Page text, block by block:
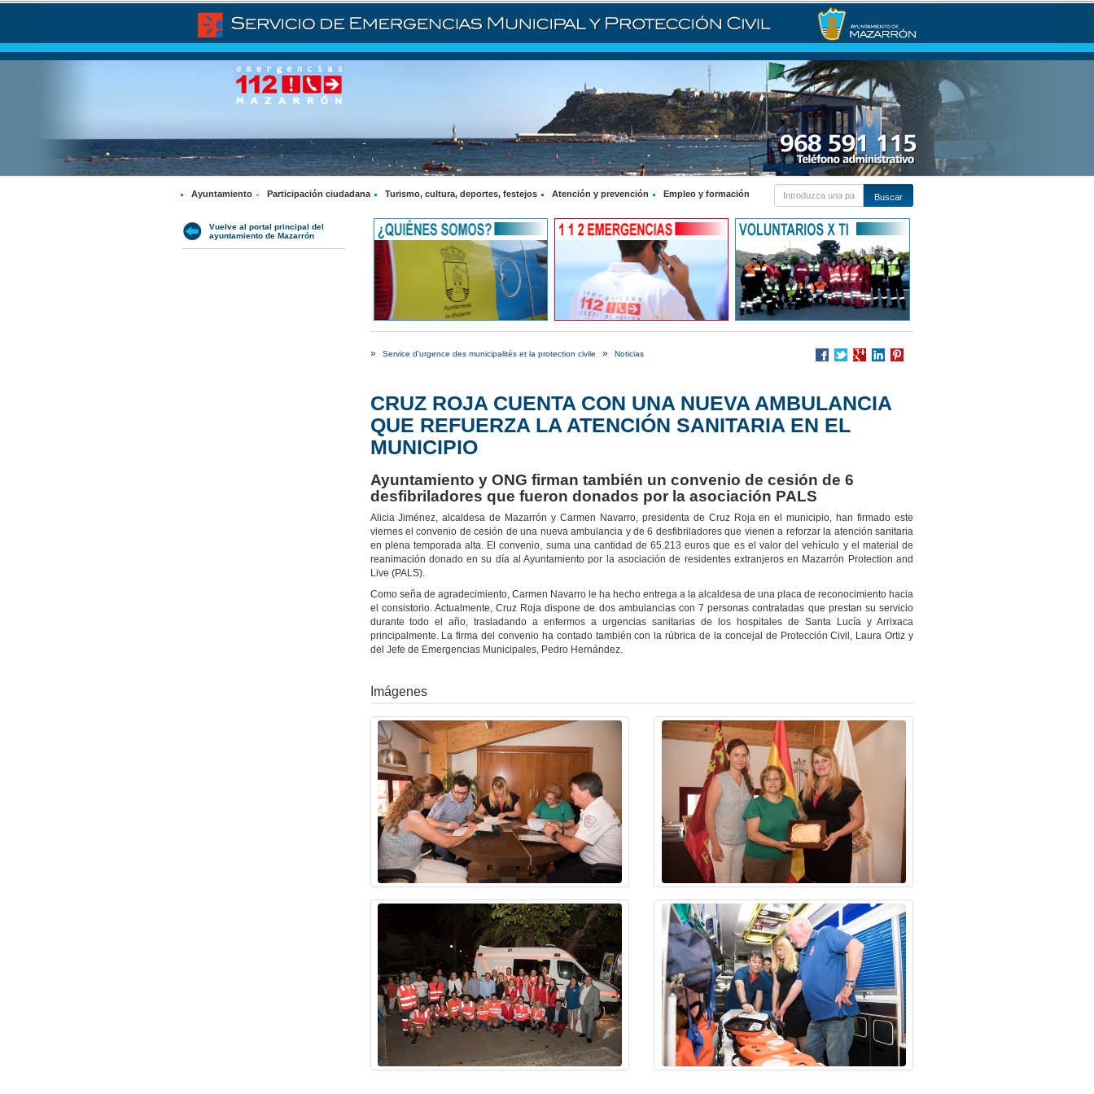
Ayuntamiento Participación ciudadana Turismo, cultura, deportes, festejos Atención y prevención Empleo y formación
Vuelve al portal principal del
ayuntamiento de Mazarrón
» Service d'urgence des municipalités et la protection civile » Noticias
CRUZ ROJA CUENTA CON UNA NUEVA AMBULANCIA
QUE REFUERZA LA ATENCIÓN SANITARIA EN EL
MUNICIPIO
Ayuntamiento y ONG firman también un convenio de cesión de 6
desfibriladores que fueron donados por la asociación PALS
Alicia Jiménez, alcaldesa de Mazarrón y Carmen Navarro, presidenta de Cruz Roja en el municipio, han firmado este
viernes el convenio de cesión de una nueva ambulancia y de 6 desfibriladores que vienen a reforzar la atención sanitaria
en plena temporada alta. El convenio, suma una cantidad de 65.213 euros que es el valor del vehículo y el material de
reanimación donado en su día al Ayuntamiento por la asociación de residentes extranjeros en Mazarrón Protection and
Live (PALS).
Como seña de agradecimiento, Carmen Navarro le ha hecho entrega a la alcaldesa de una placa de reconocimiento hacia
el consistorio. Actualmente, Cruz Roja dispone de dos ambulancias con 7 personas contratadas que prestan su servicio
durante todo el año, trasladando a enfermos a urgencias sanitarias de los hospitales de Santa Lucía y Arrixaca
principalmente. La firma del convenio ha contado también con la rúbrica de la concejal de Protección Civil, Laura Ortiz y
del Jefe de Emergencias Municipales, Pedro Hernández.
Imágenes